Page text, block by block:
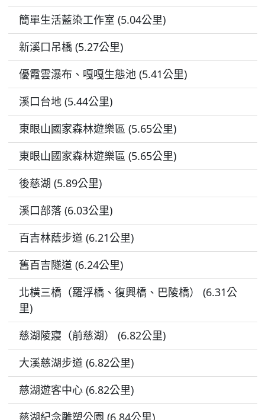
簡單生活藍染工作室 (5.04公里)
新溪口吊橋 (5.27公里)
優霞雲瀑布、嘎嘎生態池 (5.41公里)
溪口台地 (5.44公里)
東眼山國家森林遊樂區 (5.65公里)
東眼山國家森林遊樂區 (5.65公里)
後慈湖 (5.89公里)
溪口部落 (6.03公里)
百吉林蔭步道 (6.21公里)
舊百吉隧道 (6.24公里)
北橫三橋（羅浮橋、復興橋、巴陵橋） (6.31公
里)
慈湖陵寢（前慈湖） (6.82公里)
大溪慈湖步道 (6.82公里)
慈湖遊客中心 (6.82公里)
慈湖紀念雕塑公園 (6.84公里)